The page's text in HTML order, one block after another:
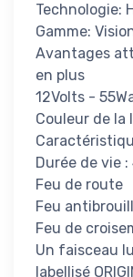
Technologie:
Gamme:
Avantages
en plus
12Volts -
Couleur de la
Durée de vie
Feu de route
Feu
Feu de
Un faisceau
labellisé